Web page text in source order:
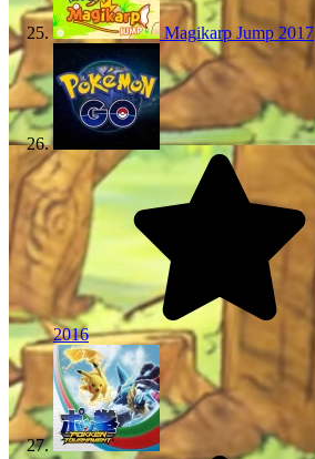
Magikarp Jump 2017
2016